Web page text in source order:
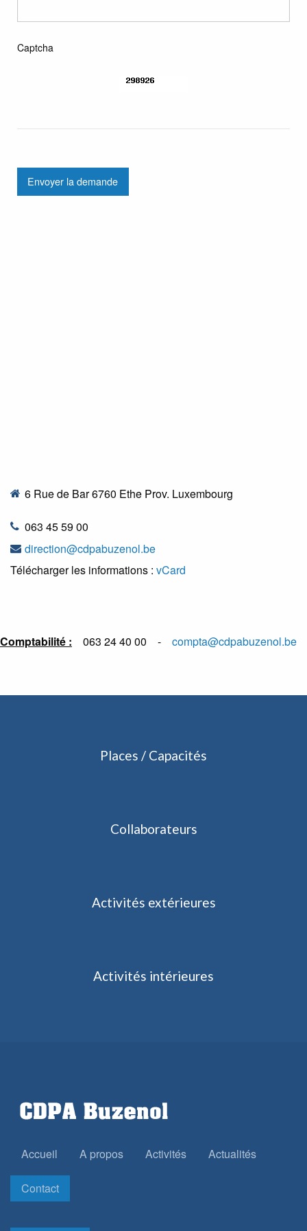
Captcha
Envoyer la demande
6 Rue de Bar 6760 Ethe Prov. Luxembourg
063 45 59 00
direction@cdpabuzenol.be
Télécharger les informations : vCard
Comptabilité : 063 24 40 00 - compta@cdpabuzenol.be
Places / Capacités
Collaborateurs
Activités extérieures
Activités intérieures
Accueil A propos Activités Actualités
Contact